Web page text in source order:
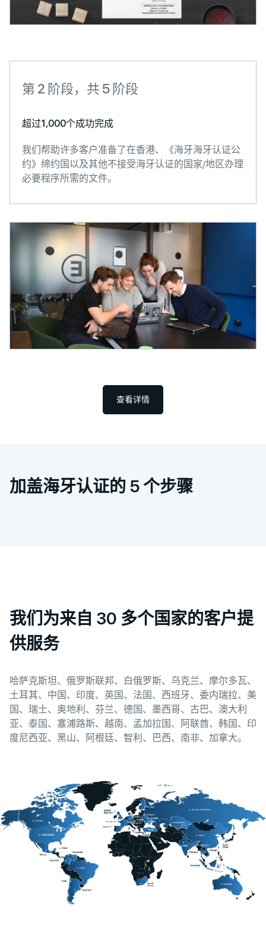
第 2 阶段，共 5 阶段
超过1,000个成功完成
我们帮助许多客户准备了在香港、《海牙海牙认证公
约》缔约国以及其他不接受海牙认证的国家/地区办理
必要程序所需的文件。
查看详情
加盖海牙认证的 5 个步骤
我们为来自 30 多个国家的客户提
供服务
哈萨克斯坦、俄罗斯联邦、白俄罗斯、乌克兰、摩尔多瓦、
土耳其、中国、印度、英国、法国、西班牙、委内瑞拉、美
国、瑞士、奥地利、芬兰、德国、墨西哥、古巴、澳大利
亚、泰国、塞浦路斯、越南、孟加拉国、阿联酋、韩国、印
度尼西亚、黑山、阿根廷、智利、巴西、南非、加拿大。